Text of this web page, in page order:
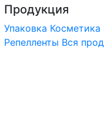
Продукция
Упаковка Косметика
Репелленты Вся